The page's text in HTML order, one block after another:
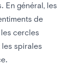
En général, les
de
cercles
spirales